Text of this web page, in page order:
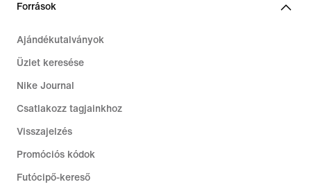
Források
Ajándékutalványok
Üzlet keresése
Nike Journal
Csatlakozz tagjainkhoz
Visszajelzés
Promóciós kódok
Futócipő-kereső